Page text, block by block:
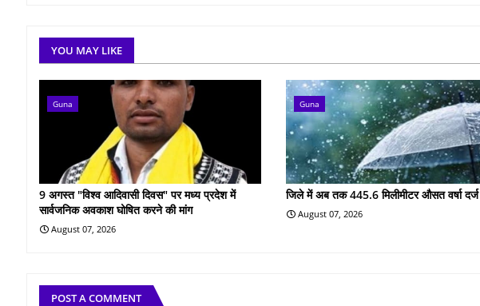
YOU MAY LIKE
Guna
9 अगस्त "विश्व आदिवासी दिवस" पर मध्य प्रदेश में
सार्वजनिक अवकाश घोषित करने की मांग
August 07, 2026
Guna
जिले में अब तक 445.6 मिलीमीटर औसत वर्षा दर्ज
August 07, 2026
POST A COMMENT